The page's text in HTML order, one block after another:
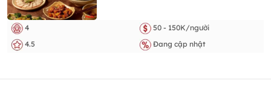
4
50 - 150K/người
4.5
Đang cập nhật